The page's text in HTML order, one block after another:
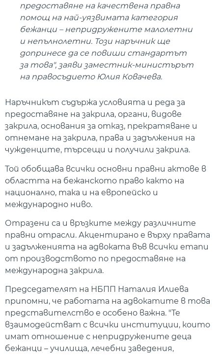
предоставяне на качествена правна
помощ на най-уязвимата категория
бежанци – непридружените малолетни
и непълнолетни. Този наръчник ще
допринесе да се повиши стандартът
за това", заяви заместник-министърът
на правосъдието Юлия Ковачева.
Наръчникът съдържа условията и реда за
предоставяне на закрила, органи, видове
закрила, основания за отказ, прекратяване и
отнемане на закрила, права и задължения на
чужденците, търсещи и получили закрила.
Той обобщава всички основни правни актове в
областта на бежанското право както на
национално, така и на европейско и
международно ниво.
Отразени са и връзките между различните
правни отрасли. Акцентирано е върху правата
и задълженията на адвоката във всички етапи
от производството по предоставяне на
международна закрила.
Председателят на НБПП Наталия Илиева
припомни, че работата на адвокатите в това
представителство е особено важна. "Те
взаимодействат с всички институции, които
имат отношение с непридружените деца
бежанци – училища, лечебни заведения,